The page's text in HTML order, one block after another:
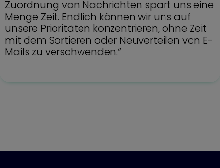
Zuordnung von Nachrichten spart uns eine
Menge Zeit. Endlich können wir uns auf
unsere Prioritäten konzentrieren, ohne Zeit
mit dem Sortieren oder Neuverteilen von E-
Mails zu verschwenden.“